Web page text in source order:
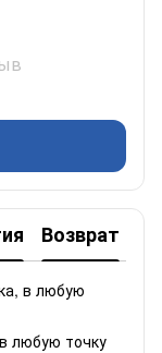
Возврат
в любую
любую точку